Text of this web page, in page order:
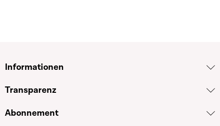
Informationen
Transparenz
Abonnement